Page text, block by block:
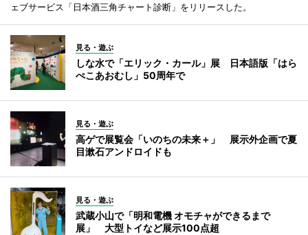
ェブサービス「日本酒三角チャート診断」をリリースした。
見る・遊ぶ
しな水で「エリック・カール」展 日本語版「はら
ぺこあおむし」50周年で
見る・遊ぶ
高ゲで展覧会「いのちの未来＋」 展示外企画で夏
目漱石アンドロイドも
見る・遊ぶ
武蔵小山で「明和電機 オモチャができるまで
展」 大型トイなど展示100点超